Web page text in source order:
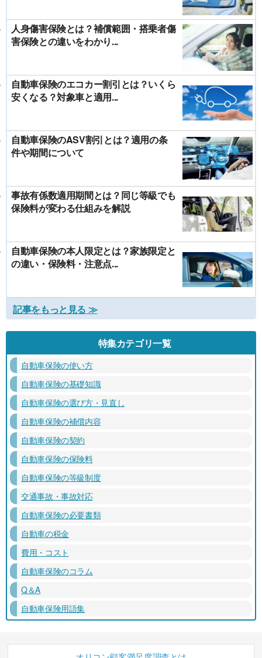
人身傷害保険とは？補償範囲・搭乗者傷
害保険との違いをわかり...
自動車保険のエコカー割引とは？いくら
安くなる？対象車と適用...
自動車保険のASV割引とは？適用の条
件や期間について
事故有係数適用期間とは？同じ等級でも
保険料が変わる仕組みを解説
自動車保険の本人限定とは？家族限定と
の違い・保険料・注意点...
記事をもっと見る ≫
特集カテゴリ一覧
自動車保険の使い方
自動車保険の基礎知識
自動車保険の選び方・見直し
自動車保険の補償内容
自動車保険の契約
自動車保険の保険料
自動車保険の等級制度
交通事故・事故対応
自動車保険の必要書類
自動車の税金
費用・コスト
自動車保険のコラム
Q＆A
自動車保険用語集